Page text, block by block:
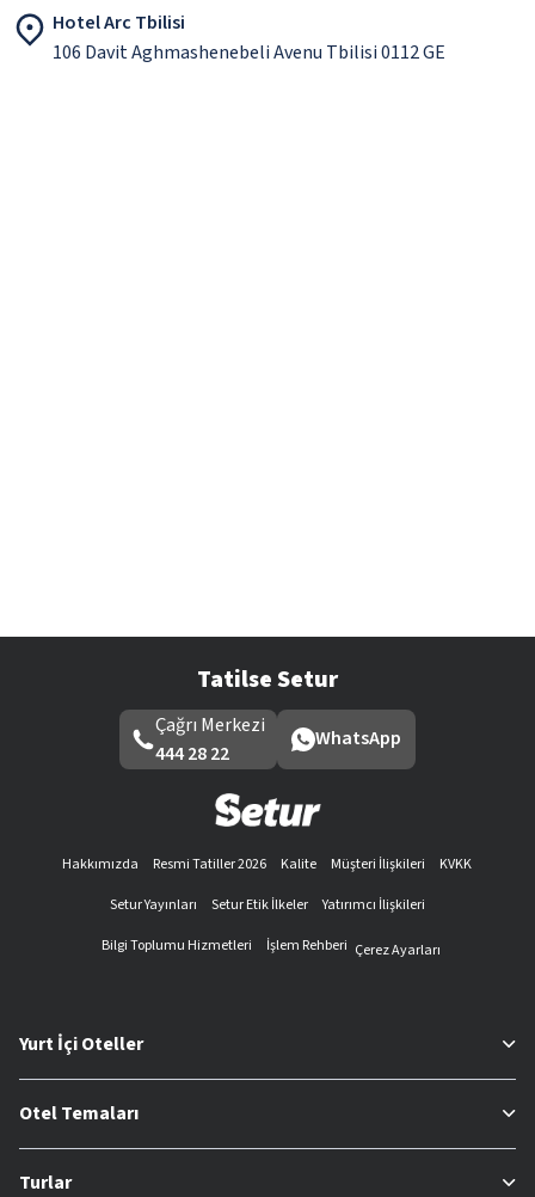
Hotel Arc Tbilisi
106 Davit Aghmashenebeli Avenu Tbilisi 0112 GE
Tatilse Setur
Çağrı Merkezi
444 28 22
WhatsApp
Hakkımızda Resmi Tatiller 2026 Kalite Müşteri İlişkileri
KVKK
Setur Yayınları
Setur Etik İlkeler
Yatırımcı İlişkileri
Bilgi Toplumu Hizmetleri
İşlem Rehberi Çerez Ayarları
Yurt İçi Oteller
Otel Temaları
Turlar